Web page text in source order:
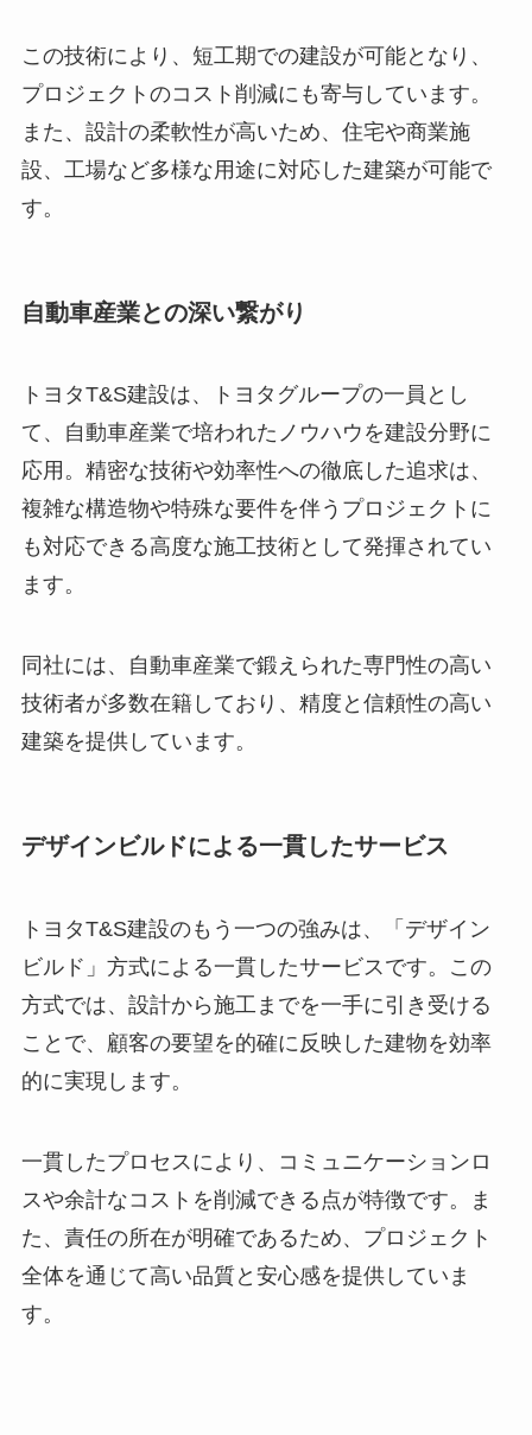
この技術により、短工期での建設が可能となり、
プロジェクトのコスト削減にも寄与しています。
また、設計の柔軟性が高いため、住宅や商業施
設、工場など多様な用途に対応した建築が可能で
す。
自動車産業との深い繋がり
トヨタT&S建設は、トヨタグループの一員とし
て、自動車産業で培われたノウハウを建設分野に
応用。精密な技術や効率性への徹底した追求は、
複雑な構造物や特殊な要件を伴うプロジェクトに
も対応できる高度な施工技術として発揮されてい
ます。
同社には、自動車産業で鍛えられた専門性の高い
技術者が多数在籍しており、精度と信頼性の高い
建築を提供しています。
デザインビルドによる一貫したサービス
トヨタT&S建設のもう一つの強みは、「デザイン
ビルド」方式による一貫したサービスです。この
方式では、設計から施工までを一手に引き受ける
ことで、顧客の要望を的確に反映した建物を効率
的に実現します。
一貫したプロセスにより、コミュニケーションロ
スや余計なコストを削減できる点が特徴です。ま
た、責任の所在が明確であるため、プロジェクト
全体を通じて高い品質と安心感を提供していま
す。